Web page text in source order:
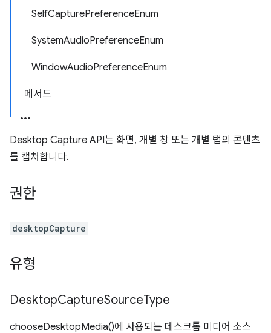
SelfCapturePreferenceEnum
SystemAudioPreferenceEnum
WindowAudioPreferenceEnum
메서드
Desktop Capture API는 화면, 개별 창 또는 개별 탭의 콘텐츠
를 캡처합니다.
권한
desktopCapture
유형
DesktopCaptureSourceType
chooseDesktopMedia()에 사용되는 데스크톱 미디어 소스